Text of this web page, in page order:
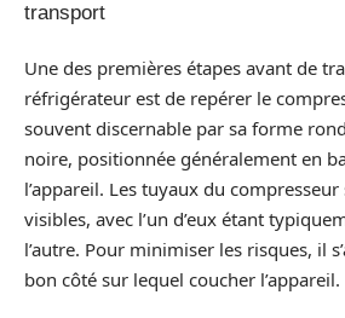
transport
Une des premières étapes avant de
réfrigérateur est de repérer le
souvent discernable par sa forme
noire, positionnée généralement en
l’appareil. Les tuyaux du
visibles, avec l’un d’eux étant
l’autre. Pour minimiser les risques, il
bon côté sur lequel coucher l’appareil.